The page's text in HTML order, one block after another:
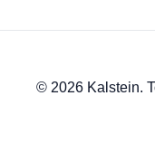
© 2026 Kalstein.